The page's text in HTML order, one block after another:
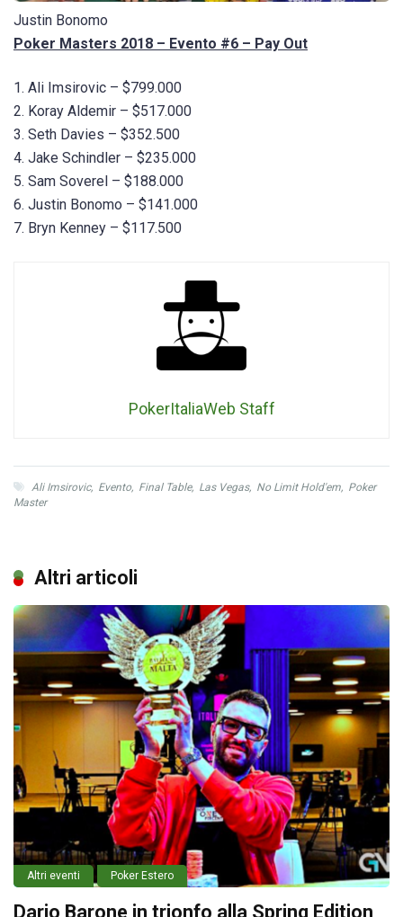
Justin Bonomo
Poker Masters 2018 – Evento #6 – Pay Out
1. Ali Imsirovic – $799.000
2. Koray Aldemir – $517.000
3. Seth Davies – $352.500
4. Jake Schindler – $235.000
5. Sam Soverel – $188.000
6. Justin Bonomo – $141.000
7. Bryn Kenney – $117.500
PokerItaliaWeb Staff
Ali Imsirovic, Evento, Final Table, Las Vegas, No Limit Hold'em, Poker
Master
Altri articoli
Altri eventi Poker Estero
Dario Barone in trionfo alla Spring Edition